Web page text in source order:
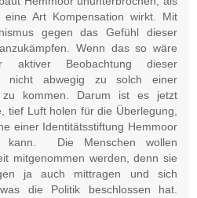
Art Kompensation wirkt. Mit
gegen das Gefühl dieser
Wenn das so wäre
aktiver Beobachtung dieser
nicht abwegig zu solch einer
zu kommen. Darum ist es jetzt
tief Luft holen für die Überlegung,
einer Identitätsstiftung Hemmoor
kann. Die Menschen wollen
mitgenommen werden, denn sie
ja auch mittragen und sich
die Politik beschlossen hat.